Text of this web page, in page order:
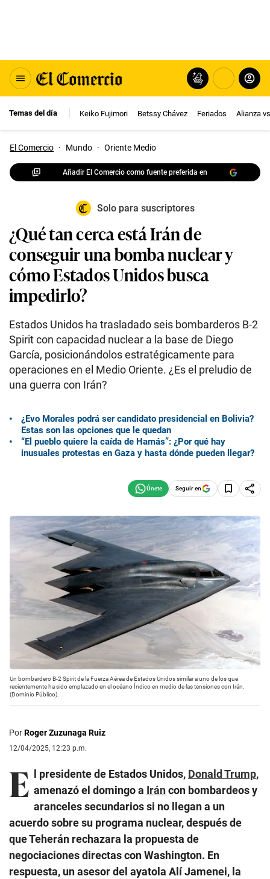
Temas del día Keiko Fujimori Betssy Chávez Feriados Alianza
El Comercio · Mundo · Oriente Medio
Añadir El Comercio como fuente preferida en
Solo para suscriptores
¿Qué tan cerca está Irán de
conseguir una bomba nuclear y
cómo Estados Unidos busca
impedirlo?
Estados Unidos ha trasladado seis bombarderos B-2
Spirit con capacidad nuclear a la base de Diego
García, posicionándolos estratégicamente para
operaciones en el Medio Oriente. ¿Es el preludio de
una guerra con Irán?
¿Evo Morales podrá ser candidato presidencial en Bolivia?
Estas son las opciones que le quedan
“El pueblo quiere la caída de Hamás”: ¿Por qué hay
inusuales protestas en Gaza y hasta dónde pueden llegar?
Seguir en
Un bombardero B-2 Spirit de la Fuerza Aérea de Estados Unidos similar a uno de los que
recientemente ha sido emplazado en el océano Índico en medio de las tensiones con Irán.
(Dominio Público).
PorRoger Zuzunaga Ruiz
12/04/2025, 12:23 p.m.
E l presidente de Estados Unidos, Donald Trump,
amenazó el domingo a Iráncon bombardeos y
aranceles secundarios si no llegan a un
acuerdo sobre su programa nuclear, después de
que Teherán rechazara la propuesta de
negociaciones directas con Washington. En
respuesta, un asesor del ayatola Alí Jamenei, la